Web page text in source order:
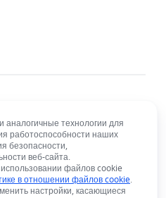
English
Español
технологии для
работоспособности наших
безопасности,
веб-сайта.
файлов cookie
в отношении файлов cookie.
настройки, касающиеся